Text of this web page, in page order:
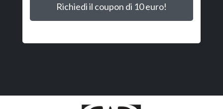
Richiedi il coupon di 10 euro!